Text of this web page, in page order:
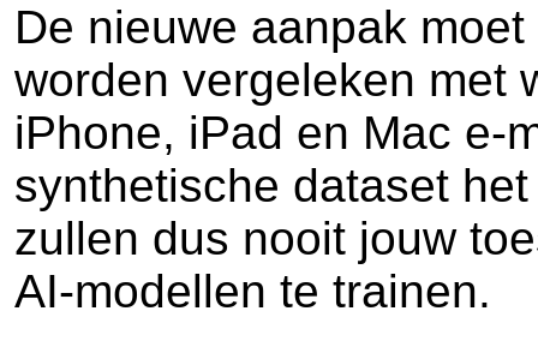
De nieuwe aanpak
worden vergeleken met
iPhone, iPad en Mac e-
synthetische dataset
zullen dus nooit jouw
AI-modellen te trainen.